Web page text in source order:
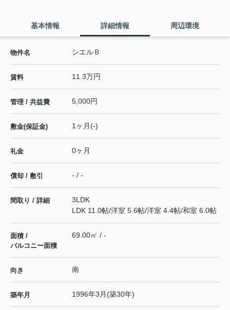
基本情報 詳細情報 周辺環境
物件名 シエルＢ
賃料 11.3万円
管理 / 共益費 5,000円
敷金(保証金) 1ヶ月(-)
礼金 0ヶ月
償却 / 敷引 - / -
間取り / 詳細
3LDK
LDK 11.0帖/洋室 5.6帖/洋室 4.4帖/和室 6.0帖
面積 /
バルコニー面積
69.00㎡ / -
向き 南
築年月 1996年3月(築30年)